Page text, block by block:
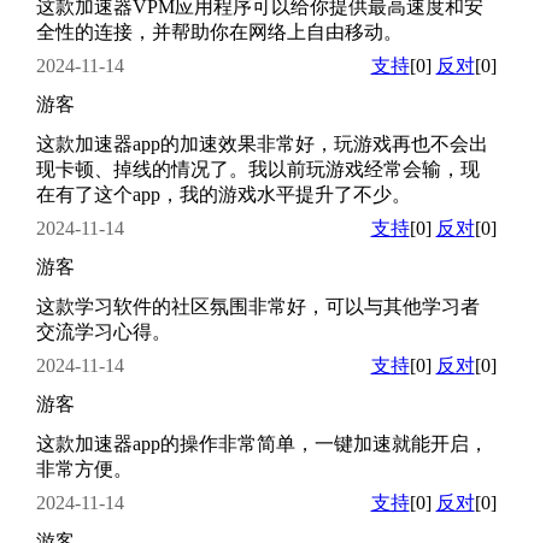
这款加速器VPM应用程序可以给你提供最高速度和安
全性的连接，并帮助你在网络上自由移动。
2024-11-14
支持[0] 反对[0]
游客
这款加速器app的加速效果非常好，玩游戏再也不会出
现卡顿、掉线的情况了。我以前玩游戏经常会输，现
在有了这个app，我的游戏水平提升了不少。
2024-11-14
支持[0] 反对[0]
游客
这款学习软件的社区氛围非常好，可以与其他学习者
交流学习心得。
2024-11-14
支持[0] 反对[0]
游客
这款加速器app的操作非常简单，一键加速就能开启，
非常方便。
2024-11-14
支持[0] 反对[0]